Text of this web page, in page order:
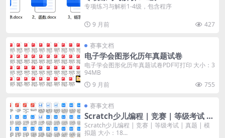
专项练习与解析1-4级，包含程序
9 月前 427
赛事文档
电子学会图形化历年真题试卷
电子学会图形化历年真题试卷PDF可打印 大小：3
94MB
9 月前
755
赛事文档
Scratch少儿编程 | 竞赛 | 等级考试 |
真题 | 模拟题
Scratch少儿编程 | 竞赛 | 等级考试 | 真题 | 模
拟题 大小：18...